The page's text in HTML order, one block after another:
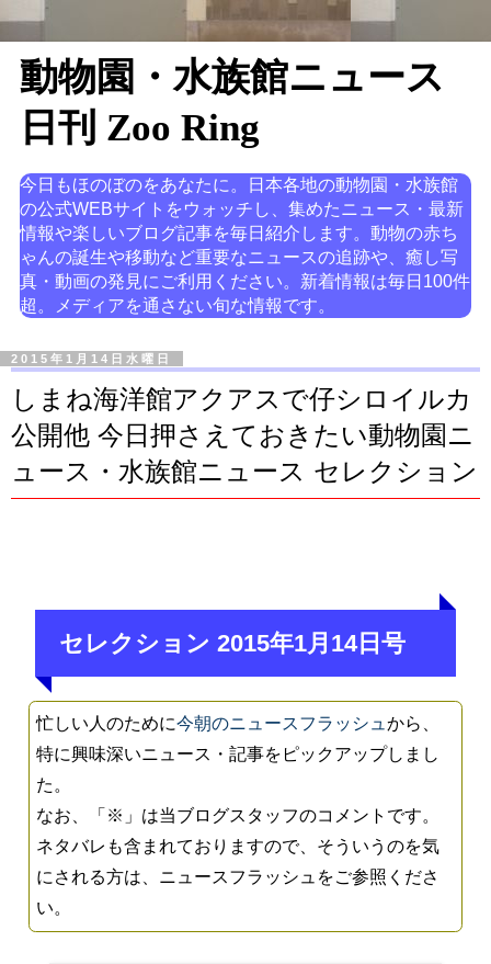
動物園・水族館ニュース
日刊 Zoo Ring
今日もほのぼのをあなたに。日本各地の動物園・水族館
の公式WEBサイトをウォッチし、集めたニュース・最新
情報や楽しいブログ記事を毎日紹介します。動物の赤ち
ゃんの誕生や移動など重要なニュースの追跡や、癒し写
真・動画の発見にご利用ください。新着情報は毎日100件
超。メディアを通さない旬な情報です。
2015年1月14日水曜日
しまね海洋館アクアスで仔シロイルカ
公開他 今日押さえておきたい動物園ニ
ュース・水族館ニュース セレクション
セレクション 2015年1月14日号
忙しい人のために今朝のニュースフラッシュから、
特に興味深いニュース・記事をピックアップしまし
た。
なお、「※」は当ブログスタッフのコメントです。
ネタバレも含まれておりますので、そういうのを気
にされる方は、ニュースフラッシュをご参照くださ
い。